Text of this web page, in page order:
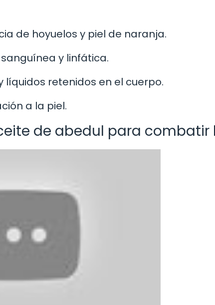
de hoyuelos y piel de naranja.
y linfática.
líquidos retenidos en el cuerpo.
a la piel.
de abedul para combatir